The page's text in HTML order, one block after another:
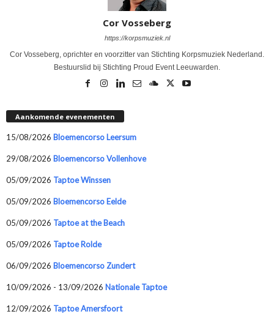
Cor Vosseberg
https://korpsmuziek.nl
Cor Vosseberg, oprichter en voorzitter van Stichting Korpsmuziek Nederland.
Bestuurslid bij Stichting Proud Event Leeuwarden.
Aankomende evenementen
15/08/2026 Bloemencorso Leersum
29/08/2026 Bloemencorso Vollenhove
05/09/2026 Taptoe Winssen
05/09/2026 Bloemencorso Eelde
05/09/2026 Taptoe at the Beach
05/09/2026 Taptoe Rolde
06/09/2026 Bloemencorso Zundert
10/09/2026 - 13/09/2026 Nationale Taptoe
12/09/2026 Taptoe Amersfoort